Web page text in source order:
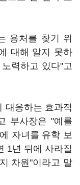
용처를 찾기 위
대해 알지 못하
력하고 있다"고
대응하는 효과적
부사장은 "예를
자녀를 유학 보
1년 뒤에 사라질
차원"이라고 말